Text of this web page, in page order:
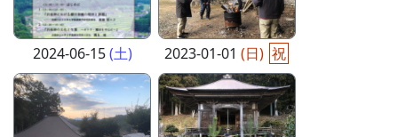
2024-06-15(土) 2023-01-01 (日) 祝